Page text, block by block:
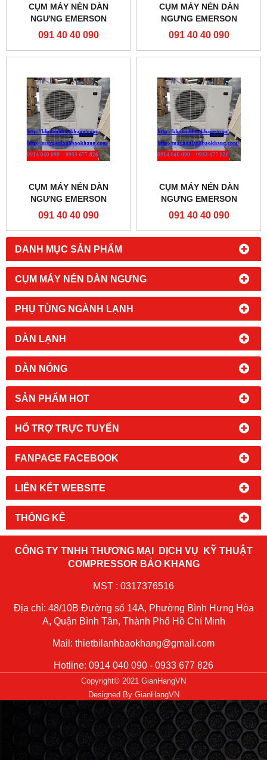
DANH MỤC SẢN PHẨM
CỤM MÁY NÉN DÀN NGƯNG
PHỤ TÙNG NGÀNH LẠNH
DÀN LẠNH
DÀN NÓNG
SẢN PHẨM HOT
HỔ TRỢ TRỰC TUYẾN
FANPAGE FACEBOOK
LIÊN KẾT WEBSITE
THỐNG KÊ
CỤM MÁY NÉN DÀN
NGƯNG EMERSON
ZXL035E-TFD-451
091 40 40 090
CỤM MÁY NÉN DÀN
NGƯNG EMERSON
ZXL0350-TFD-451
091 40 40 090
CỤM MÁY NÉN DÀN
NGƯNG EMERSON
ZXL030E-TFD-451
091 40 40 090
CỤM MÁY NÉN DÀN
NGƯNG EMERSON
ZXL0300-TFD-451
091 40 40 090
CÔNG TY TNHH THƯƠNG MẠI DỊCH VỤ KỸ THUẬT
COMPRESSOR BẢO KHANG
MST : 0317376516
Địa chỉ: 48/10B Đường số 14A, Phường Bình Hưng Hòa
A, Quận Bình Tân, Thành Phố Hồ Chí Minh
Mail: thietbilanhbaokhang@gmail.com
Hotline: 0914 040 090 - 0933 677 826
Copyright© 2021 GianHangVN
Designed By GianHangVN